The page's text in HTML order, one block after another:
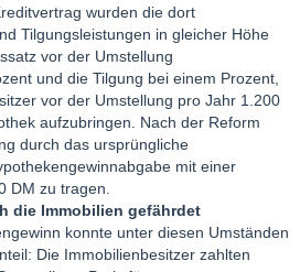
wurden die dort
Tilgungsleistungen in gleicher Höhe
vor der Umstellung
und die Tilgung bei einem Prozent,
vor der Umstellung pro Jahr 1.200
aufzubringen. Nach der Reform
durch das ursprüngliche
mit einer
DM zu tragen.
die Immobilien gefährdet
konnte unter diesen Umständen
Die Immobilienbesitzer zahlten